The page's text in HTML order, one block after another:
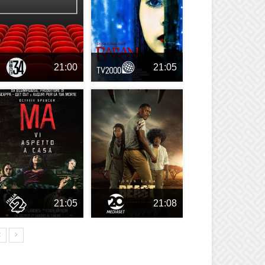
21:00 21:05
21:05 21:08